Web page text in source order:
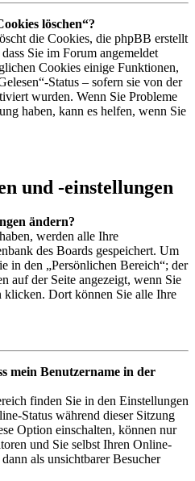
löschen“?
die Cookies, die phpBB erstellt
Sie im Forum angemeldet
Cookies einige Funktionen,
Status – sofern sie von der
wurden. Wenn Sie Probleme
haben, kann es helfen, wenn Sie
und -einstellungen
ändern?
werden alle Ihre
des Boards gespeichert. Um
in den „Persönlichen Bereich“; der
auf der Seite angezeigt, wenn Sie
klicken. Dort können Sie alle Ihre
mein Benutzername in der
finden Sie in den Einstellungen
Status während dieser Sitzung
Option einschalten, können nur
und Sie selbst Ihren Online-
als unsichtbarer Besucher